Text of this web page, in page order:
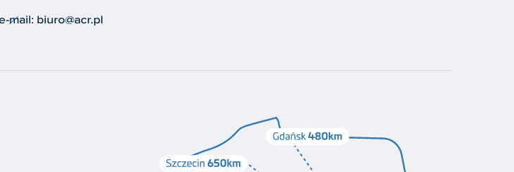
mail: biuro@acr.pl